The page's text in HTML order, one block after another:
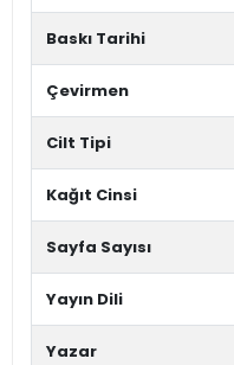
Baskı Tarihi
Çevirmen
Cilt Tipi
Kağıt Cinsi
Sayfa Sayısı
Yayın Dili
Yazar